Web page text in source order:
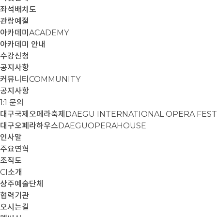
좌석배치도
관람예절
아카데미 ACADEMY
아카데미 안내
수강신청
공지사항
커뮤니티 COMMUNITY
공지사항
1:1 문의
대구국제오페라축제 DAEGU INTERNATIONAL OPERA
대구오페라하우스DAEGUOPERAHOUSE
인사말
주요연혁
조직도
CI소개
상주예술단체
협력기관
오시는길